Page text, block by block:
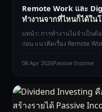
Remote Work และ
ทำงานจากที่ไหนก็ได้ใน
บทนำ: การทำงานไม่จำเป็น
ก่อน แนวคิดเรื่อง Remote
08 Apr 2026Passive Income